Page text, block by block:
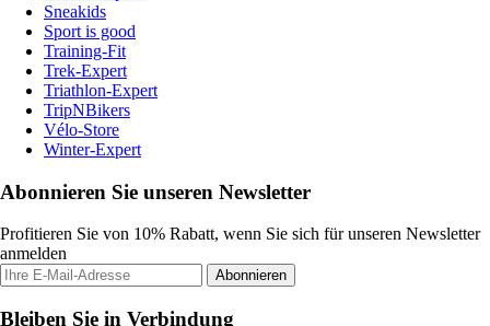
Sneakids
Sport is good
Training-Fit
Trek-Expert
Triathlon-Expert
TripNBikers
Vélo-Store
Winter-Expert
Abonnieren Sie unseren Newsletter
Profitieren Sie von 10% Rabatt, wenn Sie sich für unseren Newsletter
anmelden
Abonnieren
Bleiben Sie in Verbindung